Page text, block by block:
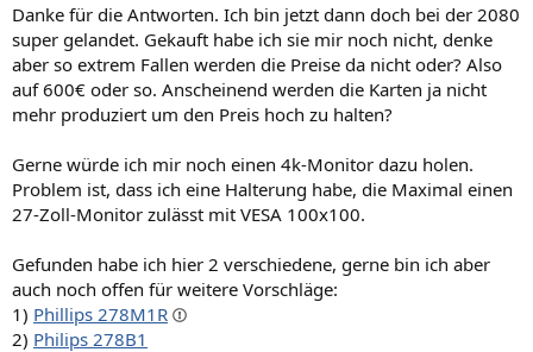
:
Danke für die Antworten. Ich bin jetzt dann doch bei der 2080
super gelandet. Gekauft habe ich sie mir noch nicht, denke
aber so extrem Fallen werden die Preise da nicht oder? Also
auf 600€ oder so. Anscheinend werden die Karten ja nicht
mehr produziert um den Preis hoch zu halten?
Gerne würde ich mir noch einen 4k-Monitor dazu holen.
Problem ist, dass ich eine Halterung habe, die Maximal einen
27-Zoll-Monitor zulässt mit VESA 100x100.
Gefunden habe ich hier 2 verschiedene, gerne bin ich aber
auch noch offen für weitere Vorschläge:
1) Phillips 278M1R
2) Philips 278B1